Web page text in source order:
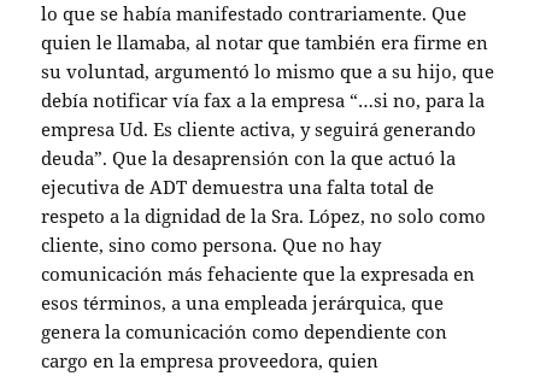
lo que se había manifestado contrariamente. Que
quien le llamaba, al notar que también era firme en
su voluntad, argumentó lo mismo que a su hijo, que
debía notificar vía fax a la empresa “…si no, para la
empresa Ud. Es cliente activa, y seguirá generando
deuda”. Que la desaprensión con la que actuó la
ejecutiva de ADT demuestra una falta total de
respeto a la dignidad de la Sra. López, no solo como
cliente, sino como persona. Que no hay
comunicación más fehaciente que la expresada en
esos términos, a una empleada jerárquica, que
genera la comunicación como dependiente con
cargo en la empresa proveedora, quien